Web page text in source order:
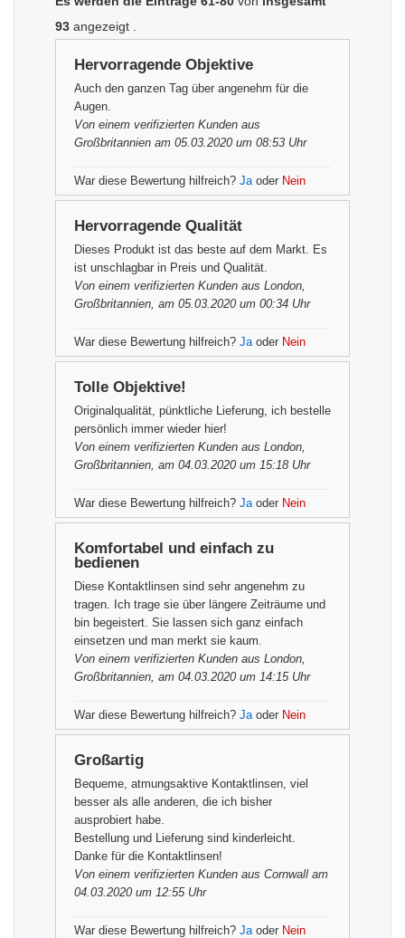
93 angezeigt
Hervorragende Objektive
Auch den ganzen Tag über angenehm für die
Augen.
Von einem verifizierten Kunden aus
Großbritannien am 05.03.2020 um 08:53 Uhr
War diese Bewertung hilfreich? Ja oder Nein
Hervorragende Qualität
Dieses Produkt ist das beste auf dem Markt. Es
ist unschlagbar in Preis und Qualität.
Von einem verifizierten Kunden aus London,
Großbritannien, am 05.03.2020 um 00:34 Uhr
War diese Bewertung hilfreich? Ja oder Nein
Tolle Objektive!
Originalqualität, pünktliche Lieferung, ich bestelle
persönlich immer wieder hier!
Von einem verifizierten Kunden aus London,
Großbritannien, am 04.03.2020 um 15:18 Uhr
War diese Bewertung hilfreich? Ja oder Nein
Komfortabel und einfach zu
bedienen
Diese Kontaktlinsen sind sehr angenehm zu
tragen. Ich trage sie über längere Zeiträume und
bin begeistert. Sie lassen sich ganz einfach
einsetzen und man merkt sie kaum.
Von einem verifizierten Kunden aus London,
Großbritannien, am 04.03.2020 um 14:15 Uhr
War diese Bewertung hilfreich? Ja oder Nein
Großartig
Bequeme, atmungsaktive Kontaktlinsen, viel
besser als alle anderen, die ich bisher
ausprobiert habe.
Bestellung und Lieferung sind kinderleicht.
Danke für die Kontaktlinsen!
Von einem verifizierten Kunden aus Cornwall am
04.03.2020 um 12:55 Uhr
War diese Bewertung hilfreich? Ja oder Nein